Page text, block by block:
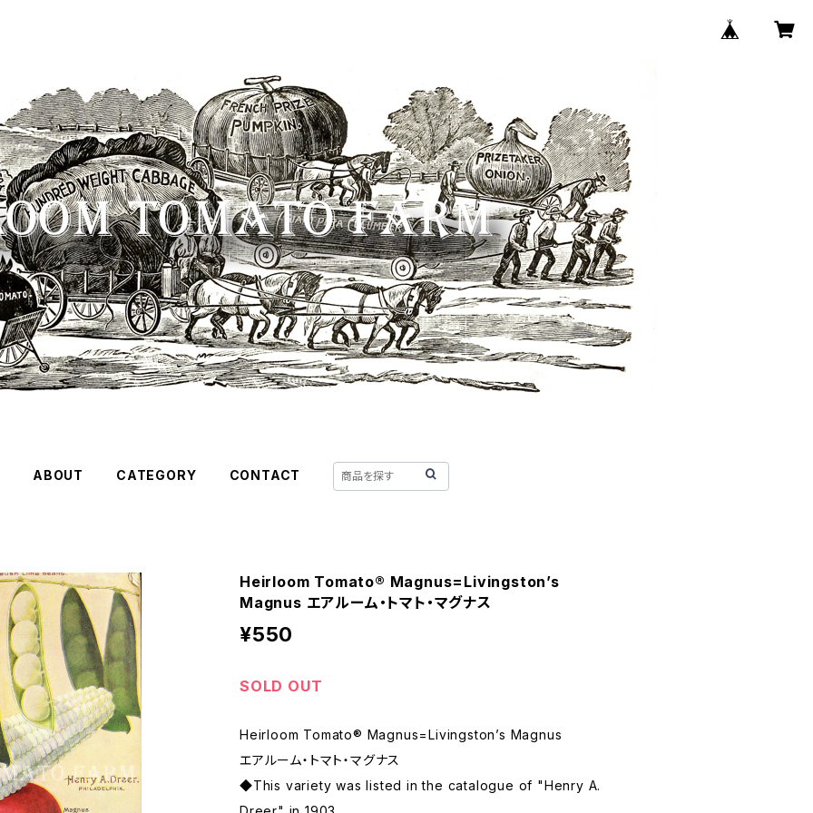
ABOUT CATEGORY CONTACT
Heirloom Tomato® Magnus=Livingston’s
Magnus エアルーム・トマト・マグナス
¥550
SOLD OUT
Heirloom Tomato® Magnus=Livingston’s Magnus
エアルーム・トマト・マグナス
◆This variety was listed in the catalogue of "Henry A.